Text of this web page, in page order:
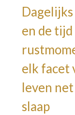
en de
elk facet
leven
slaap